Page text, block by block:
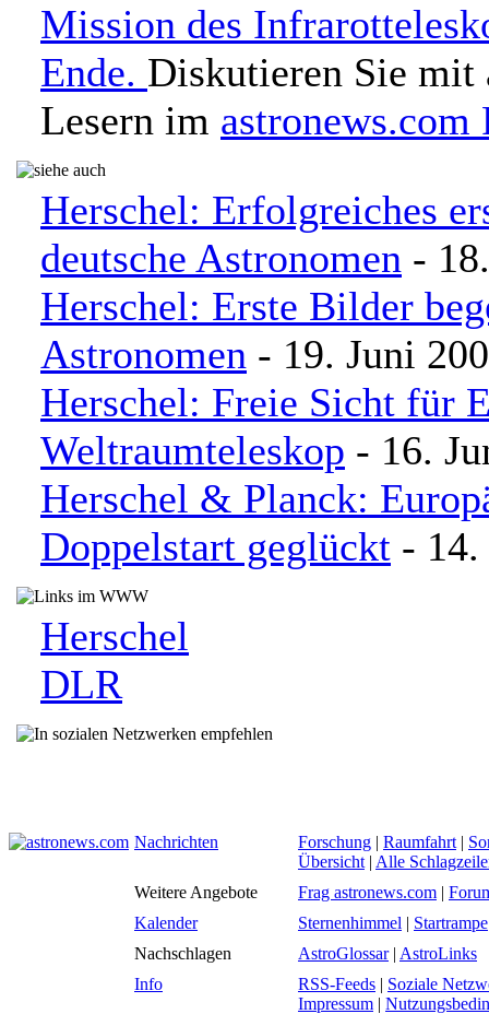
Mission des
Ende. Diskutieren Sie mit
Lesern im astronews.com
Herschel: Erfolgreiches
deutsche Astronomen -
Herschel: Erste Bilder
Astronomen - 19. Juni
Herschel: Freie Sicht für
Weltraumteleskop - 16.
Herschel & Planck:
Doppelstart geglückt -
Herschel
DLR
Nachrichten Forschung | Raumfahrt |
Übersicht | Alle
Weitere Angebote
Frag astronews.com |
Kalender
Sternenhimmel | Startrampe
Nachschlagen
AstroGlossar| AstroLinks
Info
RSS-Feeds | Soziale
Impressum |